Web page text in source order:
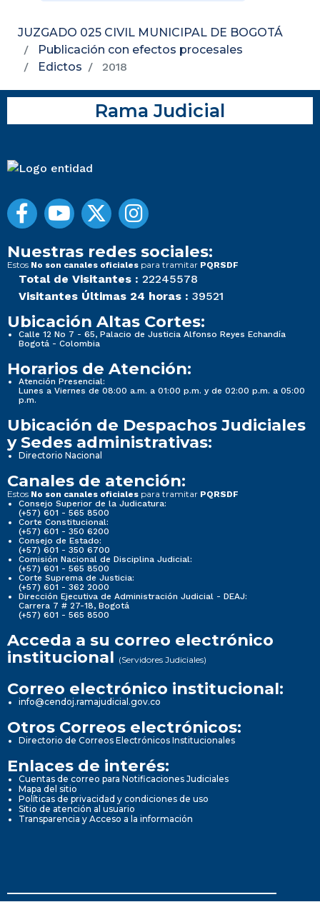
JUZGADO 025 CIVIL MUNICIPAL DE BOGOTÁ
Publicación con efectos procesales
Edictos
2018
Rama Judicial
Nuestras redes sociales:
Estos No son canales oficiales para tramitar PQRSDF
Total de Visitantes : 22245578
Visitantes Últimas 24 horas : 39521
Ubicación Altas Cortes:
Calle 12 No 7 - 65, Palacio de Justicia Alfonso Reyes Echandía
Bogotá - Colombia
Horarios de Atención:
Atención Presencial:
Lunes a Viernes de 08:00 a.m. a 01:00 p.m. y de 02:00 p.m. a 05:00
p.m.
Ubicación de Despachos Judiciales
y Sedes administrativas:
Directorio Nacional
Canales de atención:
Estos No son canales oficiales para tramitar PQRSDF
Consejo Superior de la Judicatura:
(+57) 601 - 565 8500
Corte Constitucional:
(+57) 601 - 350 6200
Consejo de Estado:
(+57) 601 - 350 6700
Comisión Nacional de Disciplina Judicial:
(+57) 601 - 565 8500
Corte Suprema de Justicia:
(+57) 601 - 362 2000
Dirección Ejecutiva de Administración Judicial - DEAJ:
Carrera 7 # 27-18, Bogotá
(+57) 601 - 565 8500
Acceda a su correo electrónico
institucional (Servidores Judiciales)
Correo electrónico institucional:
info@cendoj.ramajudicial.gov.co
Otros Correos electrónicos:
Directorio de Correos Electrónicos Institucionales
Enlaces de interés:
Cuentas de correo para Notificaciones Judiciales
Mapa del sitio
Políticas de privacidad y condiciones de uso
Sitio de atención al usuario
Transparencia y Acceso a la información